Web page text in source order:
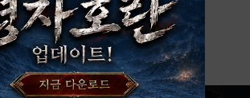
디 / 비밀번호 찾기 회원가입